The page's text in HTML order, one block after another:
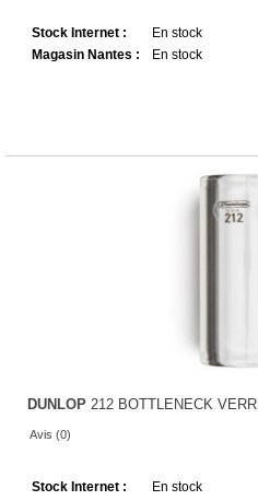
Stock Internet :
En stock
Magasin Nantes :
En stock
DUNLOP 212 BOTTLENECK
Avis (0)
Stock Internet :
En stock